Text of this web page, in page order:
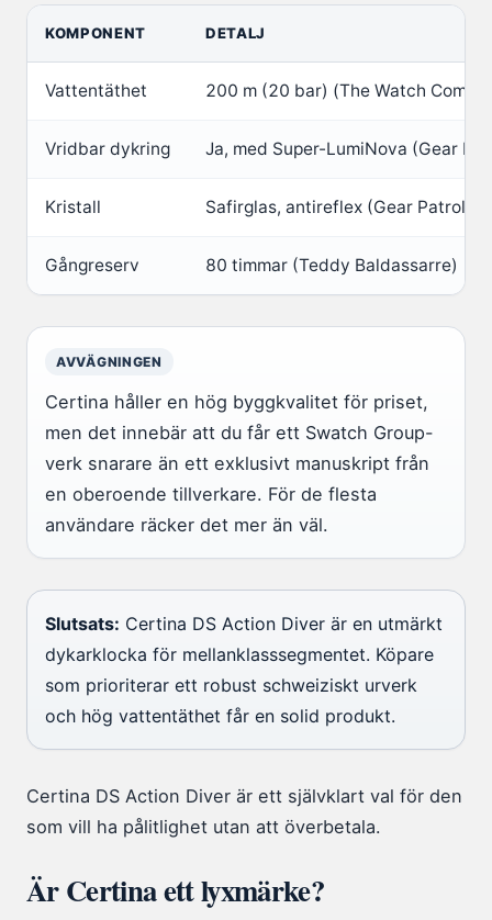
KOMPONENT DETALJ
Vattentäthet 200 m (20 bar) (The Watch
Vridbar dykring Ja, med Super-LumiNova (Gear
Kristall Safirglas, antireflex (Gear Patrol)
Gångreserv 80 timmar (Teddy Baldassarre)
AVVÄGNINGEN
Certina håller en hög byggkvalitet för priset,
men det innebär att du får ett Swatch Group-
verk snarare än ett exklusivt manuskript från
en oberoende tillverkare. För de flesta
användare räcker det mer än väl.
Slutsats: Certina DS Action Diver är en utmärkt
dykarklocka för mellanklasssegmentet. Köpare
som prioriterar ett robust schweiziskt urverk
och hög vattentäthet får en solid produkt.
Certina DS Action Diver är ett självklart val för den
som vill ha pålitlighet utan att överbetala.
Är Certina ett lyxmärke?